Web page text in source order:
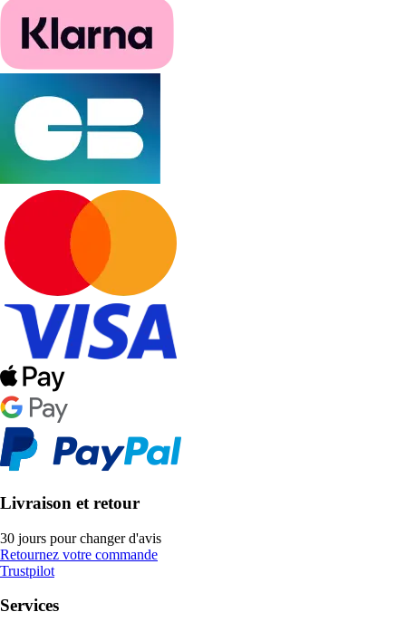
Livraison et retour
30 jours pour changer d'avis
Retournez votre commande
Trustpilot
Services